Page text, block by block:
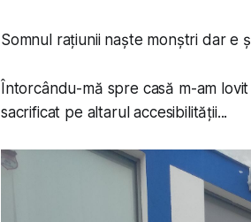
Somnul rațiunii naște monștri dar e
Întorcându-mă spre casă m-am
sacrificat pe altarul accesibilității...